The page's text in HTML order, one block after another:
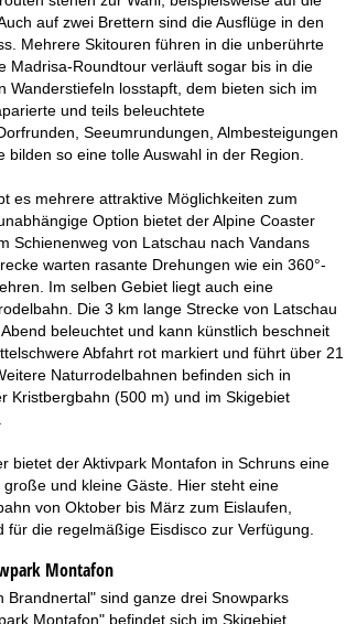
auf zwei Brettern sind die Ausflüge in den
Mehrere Skitouren führen in die unberührte
Madrisa-Roundtour verläuft sogar bis in die
Wanderstiefeln losstapft, dem bieten sich im
und teils beleuchtete
Seeumrundungen, Almbesteigungen
bilden so eine tolle Auswahl in der Region.
es mehrere attraktive Möglichkeiten zum
Option bietet der Alpine Coaster
Schienenweg von Latschau nach Vandans
warten rasante Drehungen wie ein 360°-
Im selben Gebiet liegt auch eine
Die 3 km lange Strecke von Latschau
beleuchtet und kann künstlich beschneit
Abfahrt rot markiert und führt über 21
Naturrodelbahnen befinden sich in
Kristbergbahn (500 m) und im Skigebiet
bietet der Aktivpark Montafon in Schruns eine
und kleine Gäste. Hier steht eine
von Oktober bis März zum Eislaufen,
für die regelmäßige Eisdisco zur Verfügung.
Montafon
Brandnertal" sind ganze drei Snowparks
Montafon" befindet sich im Skigebiet